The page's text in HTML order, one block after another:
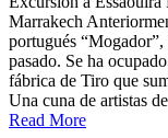
Marrakech
portugués
pasado. Se ha
fábrica de Tiro que
Una cuna de artistas
Read More